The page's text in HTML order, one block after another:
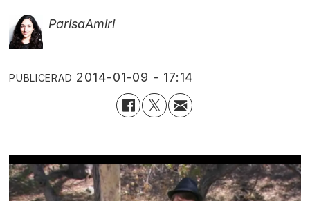
ParisaAmiri
PUBLICERAD 2014-01-09 - 17:14